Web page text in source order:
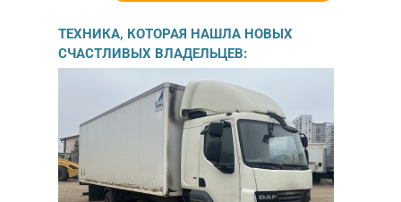
ТЕХНИКА, КОТОРАЯ НАШЛА НОВЫХ
СЧАСТЛИВЫХ ВЛАДЕЛЬЦЕВ: